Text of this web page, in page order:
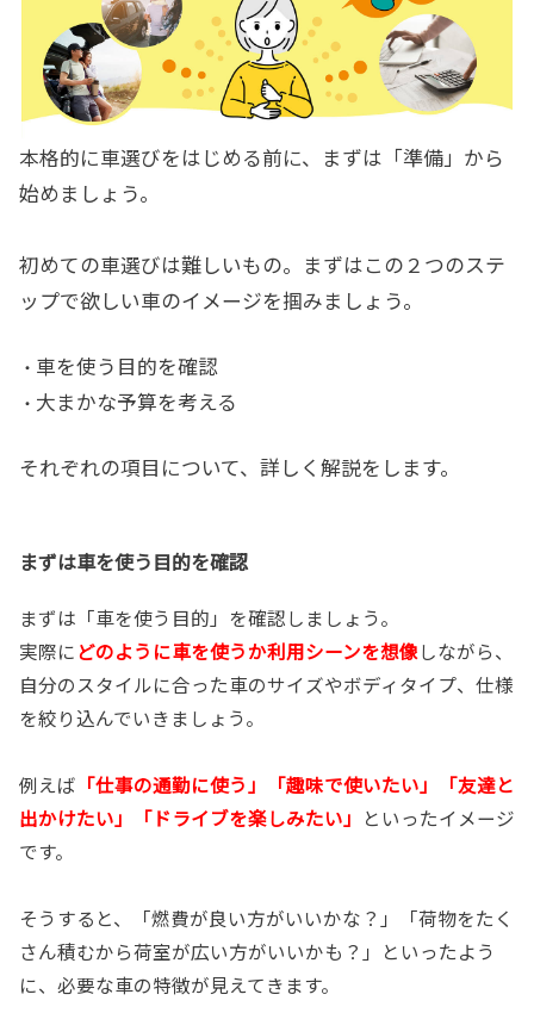
本格的に車選びをはじめる前に、まずは「準備」から
始めましょう。
初めての車選びは難しいもの。まずはこの２つのステ
ップで欲しい車のイメージを掴みましょう。
・ 車を使う目的を確認
・ 大まかな予算を考える
それぞれの項目について、詳しく解説をします。
まずは車を使う目的を確認
まずは「車を使う目的」を確認しましょう。
実際にどのように車を使うか利用シーンを想像しながら、
自分のスタイルに合った車のサイズやボディタイプ、仕様
を絞り込んでいきましょう。
例えば 「仕事の通勤に使う」「趣味で使いたい」「友達と
出かけたい」「ドライブを楽しみたい」 といったイメージ
です。
そうすると、「燃費が良い方がいいかな？」「荷物をたく
さん積むから荷室が広い方がいいかも？」といったよう
に、必要な車の特徴が見えてきます。